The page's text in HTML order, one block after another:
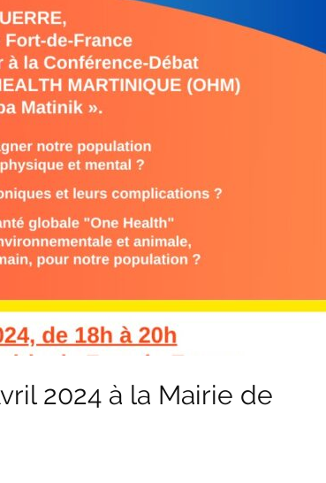
2024 à la Mairie de